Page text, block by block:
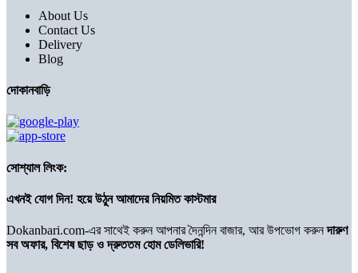
About Us
Contact Us
Delivery
Blog
দোকানবাড়ি
সোশ্যাল লিংক:
এখনই যোগ দিন! হয়ে উঠুন আমাদের নিয়মিত কাস্টমার
Dokanbari.com-এর সাথেই করুন আপনার দৈনন্দিন বাজার, আর উপভোগ করুনদারুণ
সব অফার, বিশেষ ছাড় ও দ্রুততম হোম ডেলিভারি!